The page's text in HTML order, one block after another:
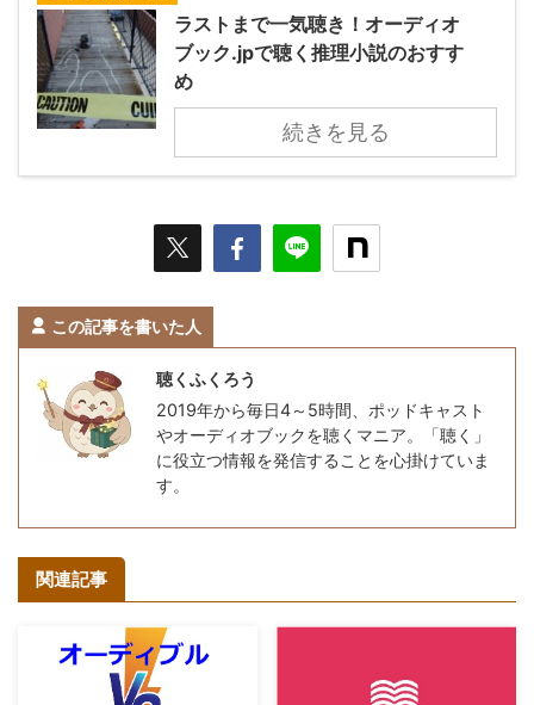
ラストまで一気聴き！オーディオ
ブック.jpで聴く推理小説のおすす
め
続きを見る
この記事を書いた人
聴くふくろう
2019年から毎日4～5時間、ポッドキャスト
やオーディオブックを聴くマニア。「聴く」
に役立つ情報を発信することを心掛けていま
す。
関連記事